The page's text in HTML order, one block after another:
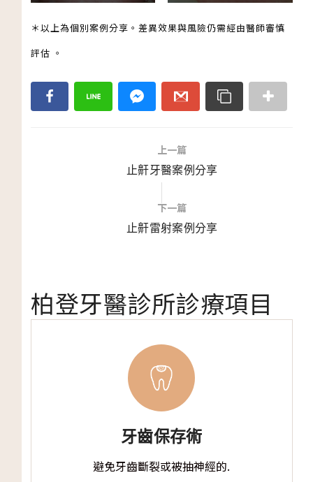
＊以上為個別案例分享。差異效果與風險仍需經由醫師審慎
評估 。
上一篇
止鼾牙醫案例分享
下一篇
止鼾雷射案例分享
柏登牙醫診所診療項目
牙齒保存術
避免牙齒斷裂或被抽神經的.